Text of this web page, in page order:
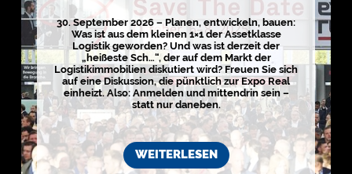
n
d
s
L
o
g
i
s
t
k
r
e
g
30. September 2026 – Planen, entwickeln, bauen:
Was ist aus dem kleinen 1×1 der Assetklasse
Logistik geworden? Und was ist derzeit der
„heißeste Sch…“, der auf dem Markt der
Logistikimmobilien diskutiert wird? Freuen Sie sich
auf eine Diskussion, die pünktlich zur Expo Real
einheizt. Also: Anmelden und mittendrin sein –
statt nur daneben.
WEITERLESEN